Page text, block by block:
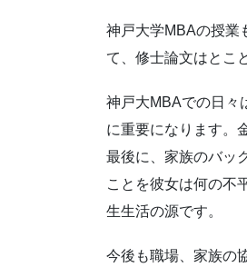
神戸大学MBAの授業
て、修士論文はとこ
神戸大MBAでの日々
に重要になります。
最後に、家族のバッ
ことを彼女は何の不
生生活の源です。
今後も職場、家族の